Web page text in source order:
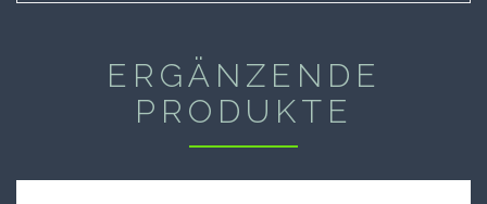
ERGÄNZENDE
PRODUKTE